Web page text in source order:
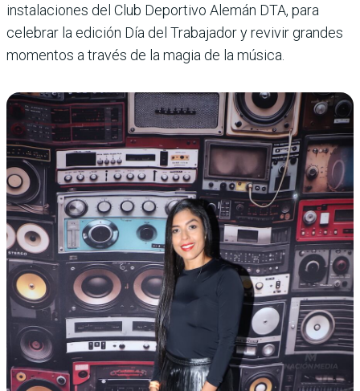
instalaciones del Club Deportivo Alemán DTA, para
celebrar la edición Día del Trabajador y revivir grandes
momentos a través de la magia de la música.